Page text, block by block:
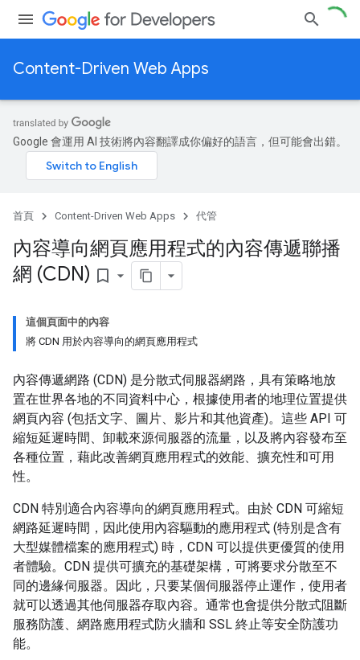
Content-Driven Web Apps
Google 會運用 AI 技術將內容翻譯成你偏好的語言，但可能會出錯。
首頁 Content-Driven Web Apps 代管
內容導向網頁應用程式的內容傳遞聯播
網 (CDN) bookmark_border
這個頁面中的內容
將 CDN 用於內容導向的網頁應用程式
內容傳遞網路 (CDN) 是分散式伺服器網路，具有策略地放
置在世界各地的不同資料中心，根據使用者的地理位置提供
網頁內容 (包括文字、圖片、影片和其他資產)。這些 API 可
縮短延遲時間、卸載來源伺服器的流量，以及將內容發布至
各種位置，藉此改善網頁應用程式的效能、擴充性和可用
性。
CDN 特別適合內容導向的網頁應用程式。由於 CDN 可縮短
網路延遲時間，因此使用內容驅動的應用程式 (特別是含有
大型媒體檔案的應用程式) 時，CDN 可以提供更優質的使用
者體驗。CDN 提供可擴充的基礎架構，可將要求分散至不
同的邊緣伺服器。因此，只要某個伺服器停止運作，使用者
就可以透過其他伺服器存取內容。通常也會提供分散式阻斷
服務防護、網路應用程式防火牆和 SSL 終止等安全防護功
能。